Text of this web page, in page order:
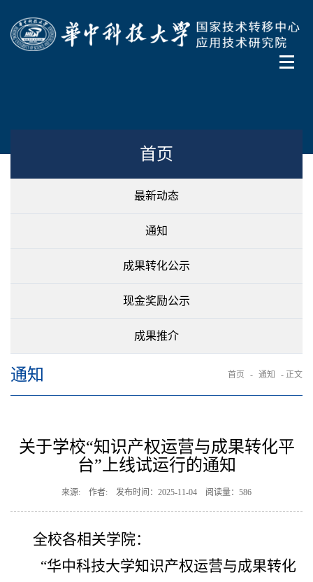
首页
最新动态
通知
成果转化公示
现金奖励公示
成果推介
通知 首页 - 通知 - 正文
关于学校“知识产权运营与成果转化平
台”上线试运行的通知
来源: 作者: 发布时间：2025-11-04 阅读量： 586
全校各相关学院：
“华中科技大学知识产权运营与成果转化